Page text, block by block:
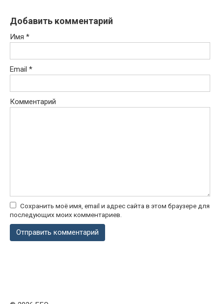
Добавить комментарий
Имя *
Email *
Комментарий
Сохранить моё имя, email и адрес сайта в этом браузере для
последующих моих комментариев.